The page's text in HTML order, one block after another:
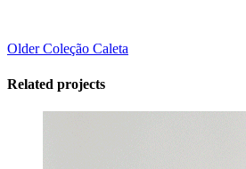
Older Coleção Caleta
Related projects